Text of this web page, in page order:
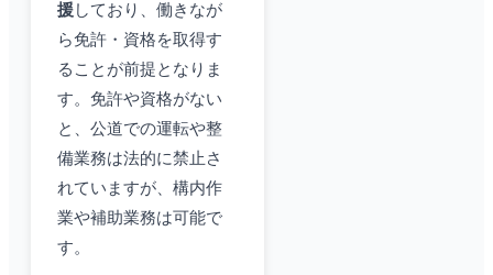
援しており、働きなが
ら免許・資格を取得す
ることが前提となりま
す。免許や資格がない
と、公道での運転や整
備業務は法的に禁止さ
れていますが、構内作
業や補助業務は可能で
す。